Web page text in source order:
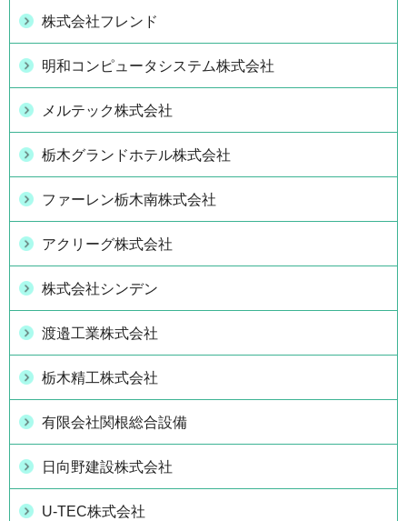
株式会社フレンド
明和コンピュータシステム株式会社
メルテック株式会社
栃木グランドホテル株式会社
ファーレン栃木南株式会社
アクリーグ株式会社
株式会社シンデン
渡邉工業株式会社
栃木精工株式会社
有限会社関根総合設備
日向野建設株式会社
U-TEC株式会社